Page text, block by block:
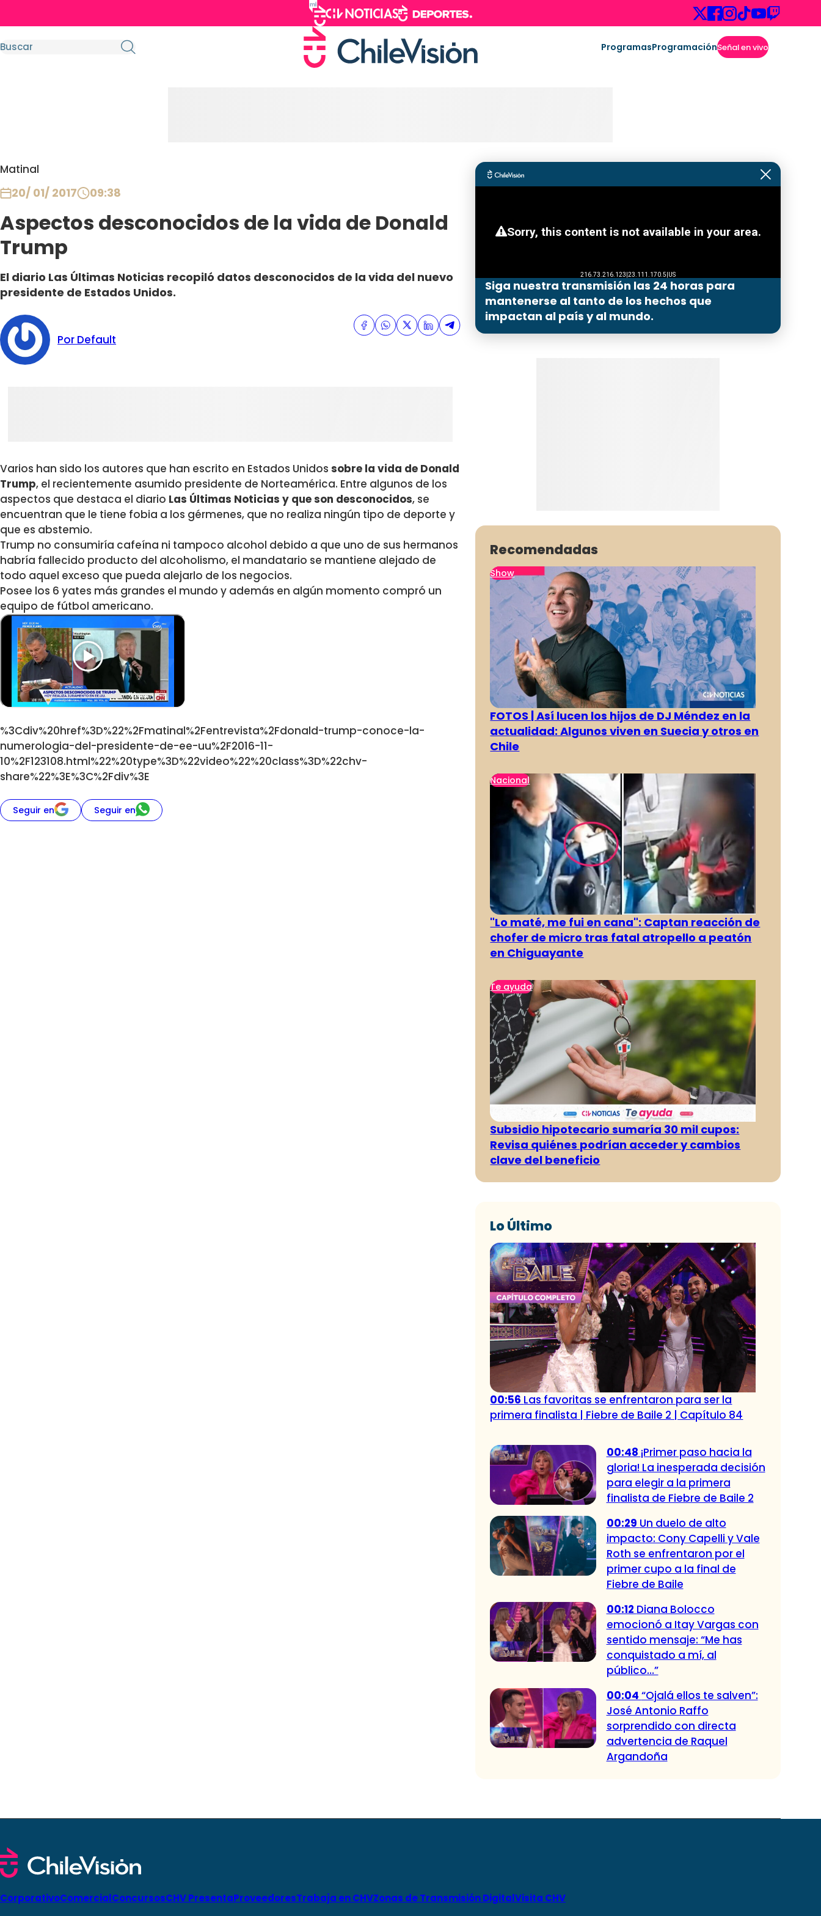
ProgramasProgramaciónSeñal en vivo
Matinal
20/ 01/ 2017 09:38
Aspectos desconocidos de la vida de Donald
Trump
El diario Las Últimas Noticias recopiló datos desconocidos de la vida del nuevo
presidente de Estados Unidos.
Por Default
Varios han sido los autores que han escrito en Estados Unidos sobre la vida de Donald
Trump, el recientemente asumido presidente de Norteamérica. Entre algunos de los
aspectos que destaca el diario Las Últimas Noticias y que son desconocidos, se
encuentran que le tiene fobia a los gérmenes, que no realiza ningún tipo de deporte y
que es abstemio.
Trump no consumiría cafeína ni tampoco alcohol debido a que uno de sus hermanos
habría fallecido producto del alcoholismo, el mandatario se mantiene alejado de
todo aquel exceso que pueda alejarlo de los negocios.
Posee los 6 yates más grandes el mundo y además en algún momento compró un
equipo de fútbol americano.
%3Cdiv%20href%3D%22%2Fmatinal%2Fentrevista%2Fdonald-trump-conoce-la-
numerologia-del-presidente-de-ee-uu%2F2016-11-
10%2F123108.html%22%20type%3D%22video%22%20class%3D%22chv-
share%22%3E%3C%2Fdiv%3E
Seguir en Seguir en
Siga nuestra transmisión las 24 horas para
mantenerse al tanto de los hechos que
impactan al país y al mundo.
Recomendadas
Show
FOTOS | Así lucen los hijos de DJ Méndez en la
actualidad: Algunos viven en Suecia y otros en
Chile
Nacional
"Lo maté, me fui en cana": Captan reacción de
chofer de micro tras fatal atropello a peatón
en Chiguayante
Te ayuda
Subsidio hipotecario sumaría 30 mil cupos:
Revisa quiénes podrían acceder y cambios
clave del beneficio
Lo Último
00:56 Las favoritas se enfrentaron para ser la
primera finalista | Fiebre de Baile 2 | Capítulo 84
00:48 ¡Primer paso hacia la
gloria! La inesperada decisión
para elegir a la primera
finalista de Fiebre de Baile 2
00:29 Un duelo de alto
impacto: Cony Capelli y Vale
Roth se enfrentaron por el
primer cupo a la final de
Fiebre de Baile
00:12 Diana Bolocco
emocionó a Itay Vargas con
sentido mensaje: “Me has
conquistado a mí, al
público…”
00:04 “Ojalá ellos te salven”:
José Antonio Raffo
sorprendido con directa
advertencia de Raquel
Argandoña
CorporativoComercialConcursosCHV PresentaProveedoresTrabaja en CHVZonas de Transmisión DigitalVisita CHV